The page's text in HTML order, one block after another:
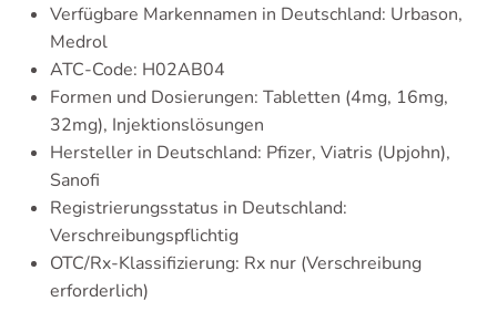
Verfügbare Markennamen in Deutschland: Urbason,
Medrol
ATC-Code: H02AB04
Formen und Dosierungen: Tabletten (4mg, 16mg,
32mg), Injektionslösungen
Hersteller in Deutschland: Pfizer, Viatris (Upjohn),
Sanofi
Registrierungsstatus in Deutschland:
Verschreibungspflichtig
OTC/Rx-Klassifizierung: Rx nur (Verschreibung
erforderlich)